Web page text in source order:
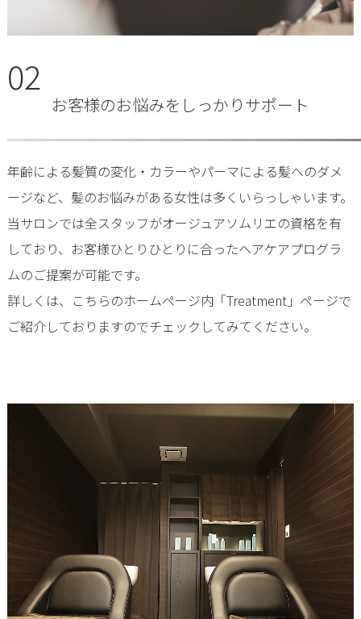
02
お客様のお悩みをしっかりサポート
年齢による髪質の変化・カラーやパーマによる髪へのダメ
ージなど、髪のお悩みがある女性は多くいらっしゃいます。
当サロンでは全スタッフがオージュアソムリエの資格を有
しており、お客様ひとりひとりに合ったヘアケアプログラ
ムのご提案が可能です。
詳しくは、こちらのホームページ内「Treatment」ページで
ご紹介しておりますのでチェックしてみてください。